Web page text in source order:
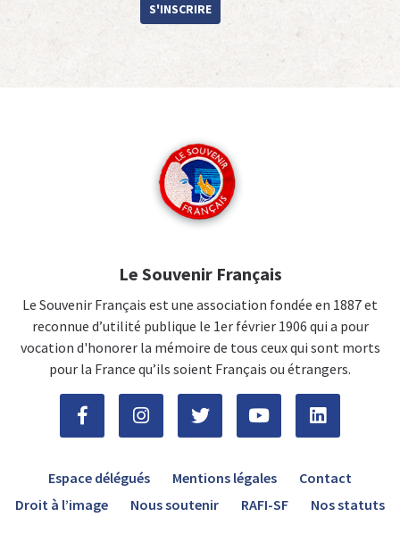
S'INSCRIRE
Le Souvenir Français
Le Souvenir Français est une association fondée en 1887 et
reconnue d’utilité publique le 1er février 1906 qui a pour
vocation d'honorer la mémoire de tous ceux qui sont morts
pour la France qu’ils soient Français ou étrangers.
Espace délégués Mentions légales
Contact
Droit à l’image
Nous soutenir RAFI-SF Nos statuts